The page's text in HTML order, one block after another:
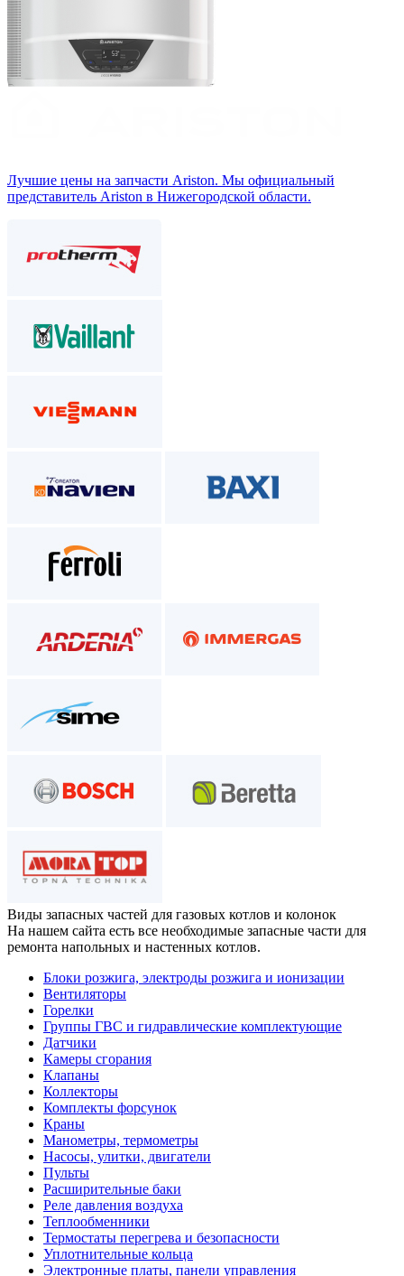
Лучшие цены на запчасти Аriston. Мы официальный
представитель Ariston в Нижегородской области.
Виды запасных частей для газовых котлов и колонок
На нашем сайта есть все необходимые запасные части для
ремонта напольных и настенных котлов.
Блоки розжига, электроды розжига и ионизации
Вентиляторы
Горелки
Группы ГВС и гидравлические комплектующие
Датчики
Камеры сгорания
Клапаны
Коллекторы
Комплекты форсунок
Краны
Манометры, термометры
Насосы, улитки, двигатели
Пульты
Расширительные баки
Реле давления воздуха
Теплообменники
Термостаты перегрева и безопасности
Уплотнительные кольца
Электронные платы, панели управления